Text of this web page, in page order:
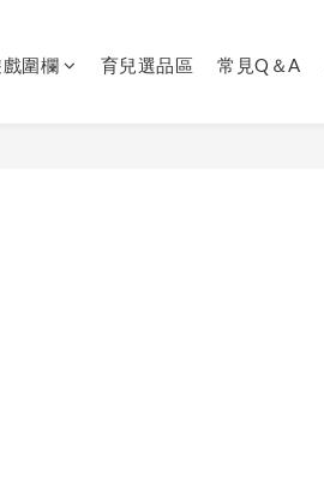
圍欄 育兒選品區 常見Q＆A